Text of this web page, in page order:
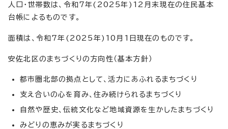
人口・世帯数は、令和7年(2025年)12月末現在の住民基本
台帳によるものです。
面積は、令和7年(2025年)10月1日現在のものです。
安佐北区のまちづくりの方向性（基本方針）
都市圏北部の拠点として、活力にあふれるまちづくり
支え合いの心を育み、住み続けられるまちづくり
自然や歴史、伝統文化など地域資源を生かしたまちづくり
みどりの恵みが実るまちづくり